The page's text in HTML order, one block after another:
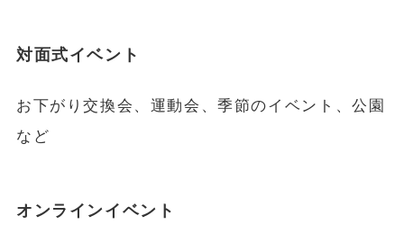
対面式イベント
お下がり交換会、運動会、季節のイベント、公園
など
オンラインイベント